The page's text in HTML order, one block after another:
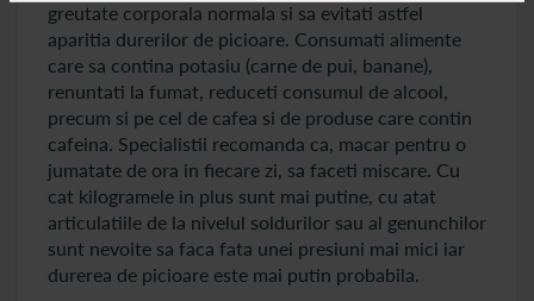
greutate corporala normala si sa evitati astfel
aparitia durerilor de picioare. Consumati alimente
care sa contina potasiu (carne de pui, banane),
renuntati la fumat, reduceti consumul de alcool,
precum si pe cel de cafea si de produse care contin
cafeina. Specialistii recomanda ca, macar pentru o
jumatate de ora in fiecare zi, sa faceti miscare. Cu
cat kilogramele in plus sunt mai putine, cu atat
articulatiile de la nivelul soldurilor sau al genunchilor
sunt nevoite sa faca fata unei presiuni mai mici iar
durerea de picioare este mai putin probabila.